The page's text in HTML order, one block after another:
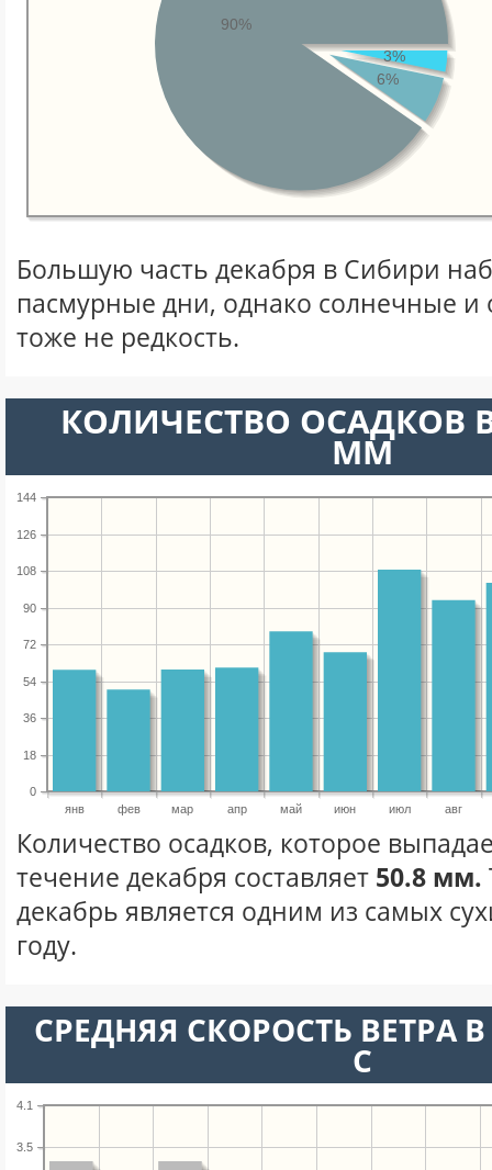
3%
6%
90%
Большую часть декабря в Сибири
пасмурные дни, однако солнечные
тоже не редкость.
КОЛИЧЕСТВО ОСАДКОВ
ММ
янв фев мар апр май июн июл авг
0
18
36
54
72
90
108
126
144
Количество осадков, которое
течение декабря составляет 50.8 мм.
декабрь является одним из самых
году.
СРЕДНЯЯ СКОРОСТЬ ВЕТРА
С
3.5
4.1